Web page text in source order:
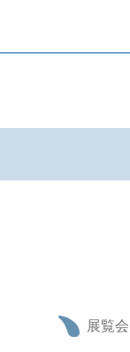
展覧会